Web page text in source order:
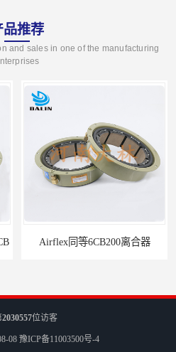
品推荐
and sales in one of the manufacturing
Airflex同等6CB200离合器
2030557位访客
08 豫ICP备11003500号-4